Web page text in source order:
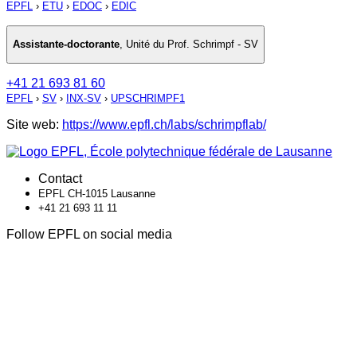
EPFL › ETU › EDOC › EDIC
Assistante-doctorante, Unité du Prof. Schrimpf - SV
+41 21 693 81 60
EPFL › SV › INX-SV › UPSCHRIMPF1
Site web: https://www.epfl.ch/labs/schrimpflab/
Contact
EPFL CH-1015 Lausanne
+41 21 693 11 11
Follow EPFL on social media